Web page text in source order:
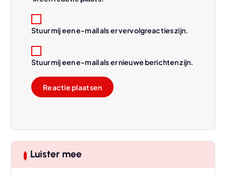
Stuur mij een e-mail als er vervolgreacties zijn.
Stuur mij een e-mail als er nieuwe berichten zijn.
Luister mee